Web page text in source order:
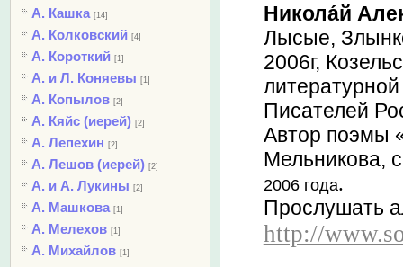
А. Кашка [14]
А. Колковский [4]
А. Короткий [1]
А. и Л. Коняевы [1]
А. Копылов [2]
А. Кяйс (иерей) [2]
А. Лепехин [2]
А. Лешов (иерей) [2]
А. и А. Лукины [2]
А. Машкова [1]
А. Мелехов [1]
А. Михайлов [1]
Никола́й
Лысые,
2006г,
Писателей
Автор поэмы
Мельникова,
2006 года.
Прослушать
http://